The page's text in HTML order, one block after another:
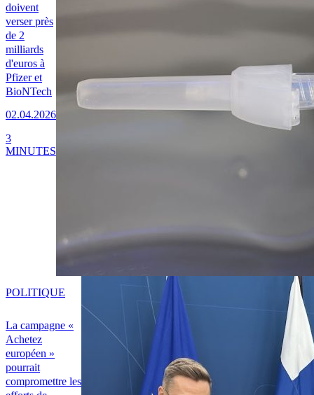
doivent
verser près
de 2
milliards
d'euros à
Pfizer et
BioNTech
02.04.2026
3
MINUTES
La campagne «
Achetez
européen »
pourrait
compromettre les
POLITIQUE